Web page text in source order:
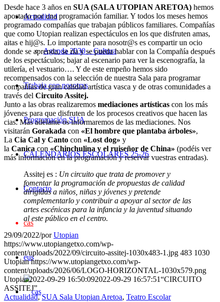
Actualidad
Agenda 2030 – Cultura
Trabaja con nosotrxs
Programación SUA
CALENDARIOS ESCOLARES 25-26
Contacto
cas
eus
Desde hace 3 años en SUA (SALA UTOPIAN ARETOA) hemos
apostado por una programación familiar. Y todos los meses hemos
programado compañías que trabajan públicos familiares. Compañías
que como Utopian realizan espectáculos en los que disfruten amas,
aitas e hij@s. Lo importante para nosotr@s es compartir un ocio
donde se aprenda, se ría y se pueda hablar con la Compañía después
de los espectáculos; bajar al escenario para ver la escenografía, la
utilería, el vestuario…. Y de este empeño hemos sido
recompensados con la selección de nuestra Sala para programar
compañías de gran calidad artística vasca y de otras comunidades a
través del Circuito Assitej.
Junto a las obras realizaremos mediaciones artísticas con los más
jóvenes para que disfruten de los procesos creativos que hacen las
cias. Más adelante os informaremos de las mediaciones. Nos
visitarán Gorakada con «El hombre que plantaba árboles»,
La Cia Cal y Canto con «Lost dog» y
la Canica con «Chinchulina y el ruiseñor de China» (podéis ver
más información en la programación y reservar vuestras entradas).
Assitej es : Un circuito que trata de promover y
fomentar la programación de propuestas de calidad
dirigidas a niños, niñas y jóvenes y pretende
complementarlo y contribuir a apoyar al sector de las
artes escénicas para la infancia y la juventud situando
al este público en el centro.
29/09/2022/porUtopian
https://www.utopiangetxo.com/wp-
content/uploads/2022/09/circuito-assitej-1030x483-1.jpg 483 1030
Utopian https://www.utopiangetxo.com/wp-
content/uploads/2026/06/LOGO-HORIZONTAL-1030x579.png
Utopian2022-09-29 16:50:092022-09-29 16:57:51“CIRCUITO
ASSITEJ”
Actualidad,SUA Sala Utopian Aretoa, Teatro Escolar